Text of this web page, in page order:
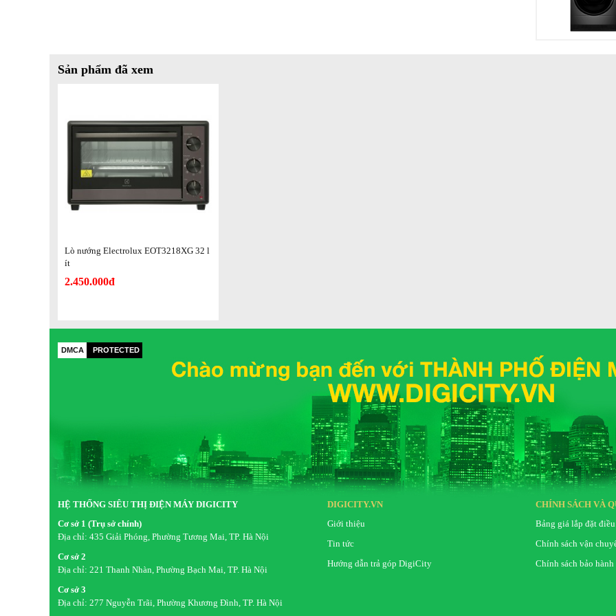
Chế độ nướng
- Nướng thanh nhiệt dưới.
- Nướng trên dưới có quạt đối lưu.
- Chức năng lên men.
Sản phẩm đã xem
Lò nướng Electrolux EOT3218XG 32 l
ít
2.450.000đ
DMCA PROTECTED
HỆ THỐNG SIÊU THỊ ĐIỆN MÁY DIGICITY
Cơ sở 1 (Trụ sở chính)
Địa chỉ: 435 Giải Phóng, Phường Tương Mai, TP. Hà Nội
Cơ sở 2
Địa chỉ: 221 Thanh Nhàn, Phường Bạch Mai, TP. Hà Nội
Cơ sở 3
Địa chỉ: 277 Nguyễn Trãi, Phường Khương Đình, TP. Hà Nội
DIGICITY.VN
Giới thiệu
Tin tức
Hướng dẫn trả góp DigiCity
CHÍNH SÁCH VÀ
Bảng giá lắp đặt
Chính sách vận
Chính sách bảo hành